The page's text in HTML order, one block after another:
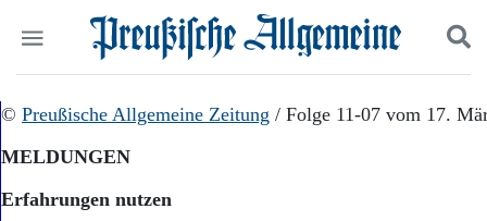
Politik
Suchen und finden
© Preußische Allgemeine Zeitung / Folge 11-07 vom 17.
MELDUNGEN
Erfahrungen nutzen